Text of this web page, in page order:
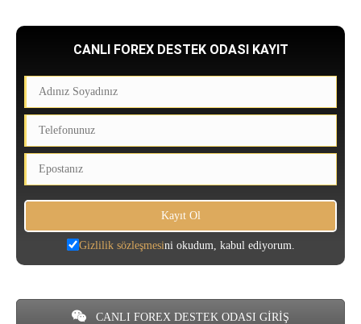
CANLI FOREX DESTEK ODASI KAYIT
Gizlilik sözleşmesini okudum, kabul ediyorum.
CANLI FOREX DESTEK ODASI GİRİŞ